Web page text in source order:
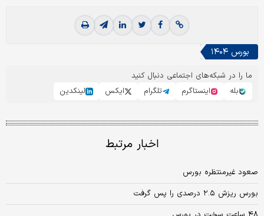
بورس ۱۴۰۴
ما را در شبکه‌های اجتماعی دنبال کنید
بله
اینستاگرم تلگرام ایکس لینکدین
اخبار مرتبط
صعود غیرمنتظره بورس
بورس ریزش ۲.۵ درصدی را پس گرفت